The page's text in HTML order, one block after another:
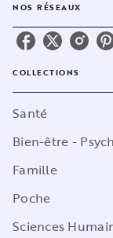
NOS RÉSEAUX
COLLECTIONS
Santé
Bien-être -
Famille
Poche
Sciences